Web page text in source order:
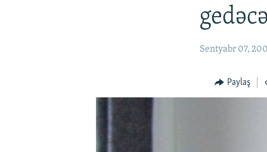
Sentyabr 07,
Paylaş